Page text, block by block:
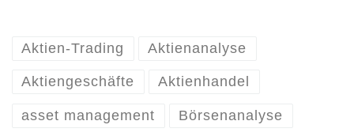
Aktien-Trading Aktienanalyse
Aktiengeschäfte Aktienhandel
asset management Börsenanalyse